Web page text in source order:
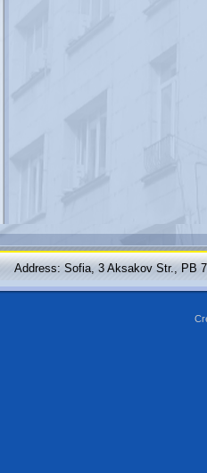
Address: Sofia, 3 Aksakov Str., PB